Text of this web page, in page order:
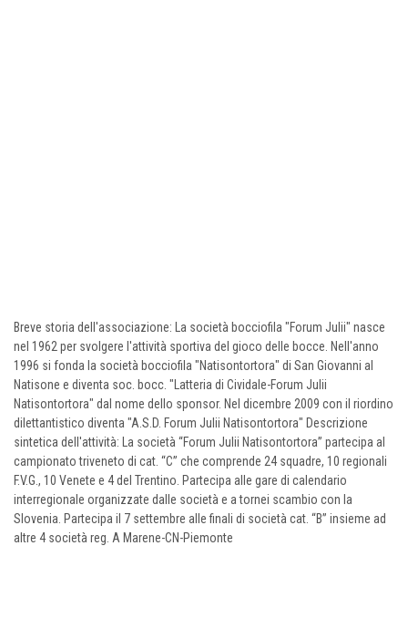
Breve storia dell'associazione: La società bocciofila "Forum Julii" nasce
nel 1962 per svolgere l'attività sportiva del gioco delle bocce. Nell'anno
1996 si fonda la società bocciofila "Natisontortora" di San Giovanni al
Natisone e diventa soc. bocc. "Latteria di Cividale-Forum Julii
Natisontortora" dal nome dello sponsor. Nel dicembre 2009 con il riordino
dilettantistico diventa "A.S.D. Forum Julii Natisontortora" Descrizione
sintetica dell'attività: La società “Forum Julii Natisontortora” partecipa al
campionato triveneto di cat. “C” che comprende 24 squadre, 10 regionali
F.V.G., 10 Venete e 4 del Trentino. Partecipa alle gare di calendario
interregionale organizzate dalle società e a tornei scambio con la
Slovenia. Partecipa il 7 settembre alle finali di società cat. “B” insieme ad
altre 4 società reg. A Marene-CN-Piemonte